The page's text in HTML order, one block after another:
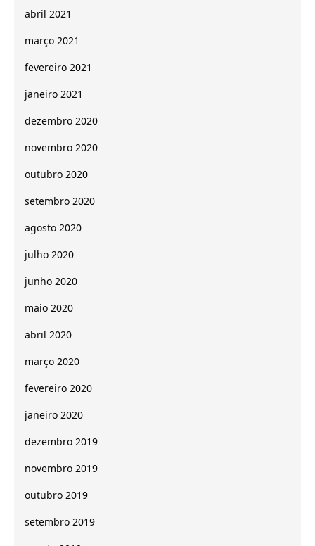
abril 2021
março 2021
fevereiro 2021
janeiro 2021
dezembro 2020
novembro 2020
outubro 2020
setembro 2020
agosto 2020
julho 2020
junho 2020
maio 2020
abril 2020
março 2020
fevereiro 2020
janeiro 2020
dezembro 2019
novembro 2019
outubro 2019
setembro 2019